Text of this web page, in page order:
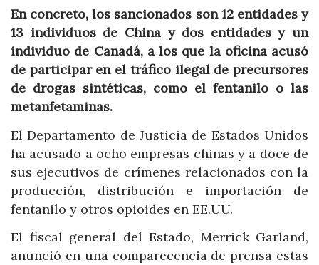
En concreto, los sancionados son 12 entidades y
13 individuos de China y dos entidades y un
individuo de Canadá, a los que la oficina acusó
de participar en el tráfico ilegal de precursores
de drogas sintéticas, como el fentanilo o las
metanfetaminas.
El Departamento de Justicia de Estados Unidos
ha acusado a ocho empresas chinas y a doce de
sus ejecutivos de crímenes relacionados con la
producción, distribución e importación de
fentanilo y otros opioides en EE.UU.
El fiscal general del Estado, Merrick Garland,
anunció en una comparecencia de prensa estas